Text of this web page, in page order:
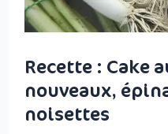
Recette : Cake
nouveaux,
noisettes
épinards, roquefort
noisettes